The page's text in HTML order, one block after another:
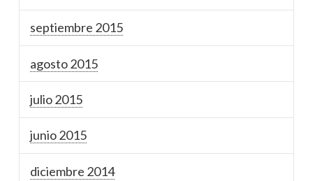
septiembre 2015
agosto 2015
julio 2015
junio 2015
diciembre 2014